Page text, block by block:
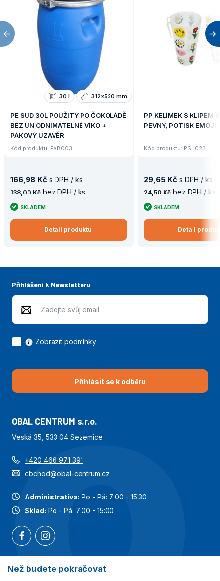
PE SUD 30L POUŽITÝ PO ČOKOLÁDĚ
BEZ UN ODNÍMATELNÉ VÍKO +
PÁKOVÝ UZÁVĚR
Kód produktu: FAB003
30 l 312x520 mm
166,98 Kč s DPH / ks
138,00 Kč bez DPH / ks
SKLADEM
Detail produktu
PP KELÍMEK S KLIPEM
PEVNÝ, POTISK EMOJI
Kód produktu: PSH023
29,65 Kč s DPH / ks
24,50 Kč bez DPH / ks
SKLADEM
Detail
Previous
Přihlášení k Newsletteru
Přihlásit se k odběru
Zobrazit podmínky
OBAL CENTRUM s.r.o.
Veská 35, 533 04 Sezemice
+420 466 971 391
obchod@obal-centrum.cz
Administrativa: Po - Pá: 7:00 - 15:30
Sklad: Po - Pá: 7:00 - 15:00
Nejoblíbenější kategorie
Než budete pokračovat